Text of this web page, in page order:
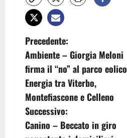
N
a
v
i
g
Precedente:
Ambiente – Giorgia Meloni
firma il “no” al parco eolico
Energia tra Viterbo,
Montefiascone e Celleno
Successivo:
Canino – Beccato in giro